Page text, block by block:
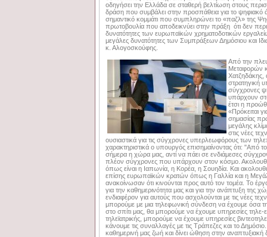
οδηγήσει την Ελλάδα σε σταθερή βελτίωση στους
δράση που συμβάλει στην προσπάθεια για το ψηφιακό
σημαντικό κομμάτι που συμπληρώνει το «παζλ» της
πρωτοβουλία που αποδεικνύει στην πράξη ότι δεν
δυνατότητες των ευρωπαϊκών χρηματοδοτικών
μεγάλες δυνατότητες των Συμπράξεων Δημόσιου και
κ. Αλογοσκούφης.
Από την
Μεταφορών
Χατζηδάκης,
στρατηγική
σύγχρονες
υπάρχουν
έτσι η
«Πρόκειται
σημασίας
μεγάλης
στις νέες
ουσιαστικά για τις σύγχρονες υπερλεωφόρους των
χαρακτηριστικά ο υπουργός επισημαίνοντας ότι: "Από
σήμερα η χώρα μας, αντί να πάει σε ενδιάμεσες
πλέον σύγχρονες που υπάρχουν στον κόσμο.
όπως είναι η Ιαπωνία, η Κορέα, η Σουηδία. Και
επίσης ευρωπαϊκών κρατών όπως η Γαλλία και η
ανακοίνωσαν ότι κινούνται προς αυτό τον τομέα. Το
για την καθημερινότητα μας και για την ανάπτυξη της
ενδιαφέρον για αυτούς που ασχολούνται με τις νέες
μπορούμε με μια τηλεφωνική σύνδεση να έχουμε όσα
στο σπίτι μας, θα μπορούμε να έχουμε υπηρεσίες τηλε-
τηλεϊατρικής, μπορούμε να έχουμε υπηρεσίες
κάνουμε τις συναλλαγές με τις Τράπεζες και το
καθημερινή μας ζωή και δίνει ώθηση στην αναπτυξιακή